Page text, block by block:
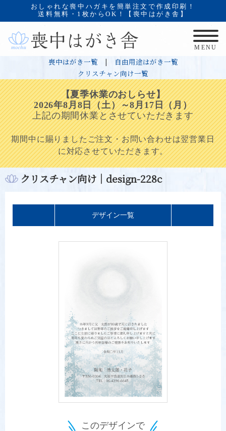
おしゃれな喪中ハガキを簡単注文で作成印刷！
送料無料・1枚からOK！【喪中はがき舎】
MENU
喪中はがき一覧 |
自由用途はがき一覧
クリスチャン向け一覧
【夏季休業のおしらせ】
2026年8月8日（土）～8月17日（月）
上記の期間休業とさせていただきます
期間中に賜りましたご注文・お問い合わせは翌営業日
に対応させていただきます。
クリスチャン向け｜design-228c
デザイン一覧
このデザインで